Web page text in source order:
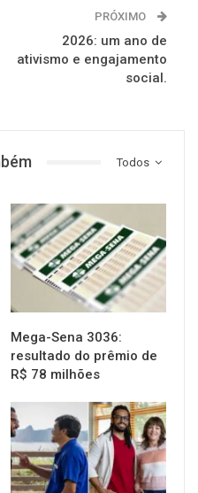
PRÓXIMO
2026: um ano de
ativismo e engajamento
social.
Todos
NOTÍCIAS
Mega-Sena 3036:
resultado do prêmio de
R$ 78 milhões
NOTÍCIAS